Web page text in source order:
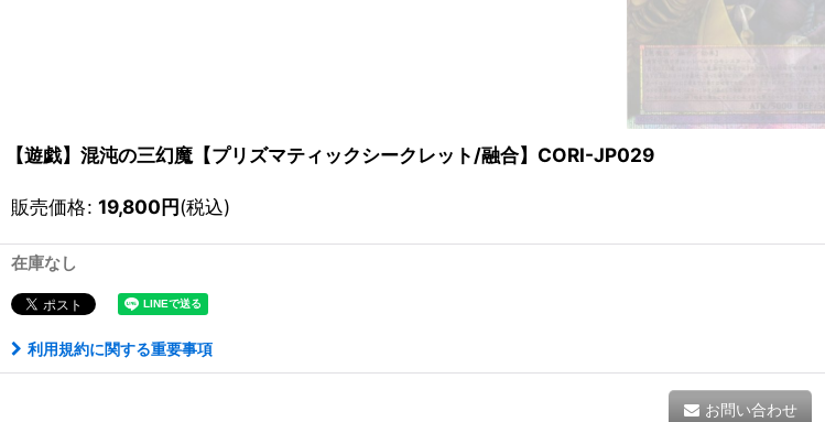
【遊戯】混沌の三幻魔【プリズマティックシークレット/融合】CORI-JP029
販売価格: 19,800円(税込)
在庫なし
利用規約に関する重要事項
お問い合わせ